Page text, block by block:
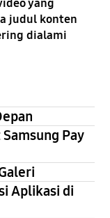
yang
judul konten
dialami
Pay
Aplikasi di